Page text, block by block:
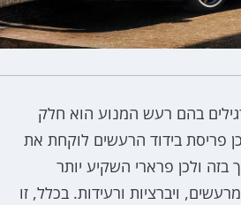
בהם רעש המנוע הוא חלק
פריסת בידוד הרעשים לוקחת את
בזה ולכן פרארי השקיע יותר
ויברציות ורעידות. בכלל, זו